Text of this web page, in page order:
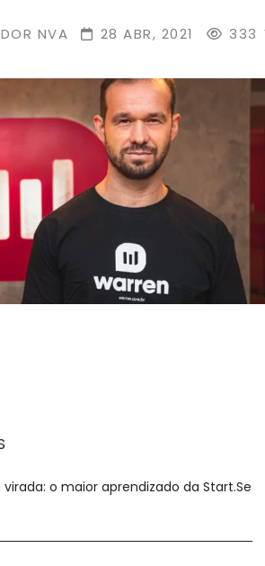
NVA 28 ABR, 2021 333
o maior aprendizado da Start.Se